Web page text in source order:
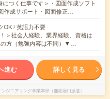
につく仕事です＞・図面作成ソフト
作成サポート・図面修正…
OK / 英語力不要
＞社会人経験、業界経験、資格は
方（勉強内容は不問）▼…
進む 詳しく見る
ジニアリング事業本部（無期雇用派遣）